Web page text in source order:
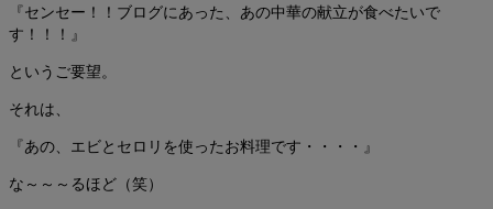
『センセー！！ブログにあった、あの中華の献立が食べたいで
す！！！』
というご要望。
それは、
『あの、エビとセロリを使ったお料理です・・・・』
な～～～るほど（笑）